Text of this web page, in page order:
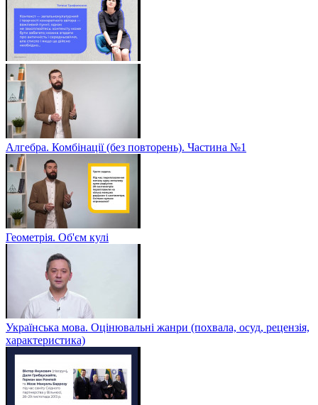
Алгебра. Комбінації (без повторень). Частина №1
Геометрія. Об'єм кулі
Українська мова. Оцінювальні жанри (похвала, осуд, рецензія,
характеристика)